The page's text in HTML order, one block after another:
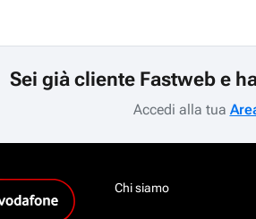
Sei già cliente Fastweb e
Accedi alla tua
Chi siamo